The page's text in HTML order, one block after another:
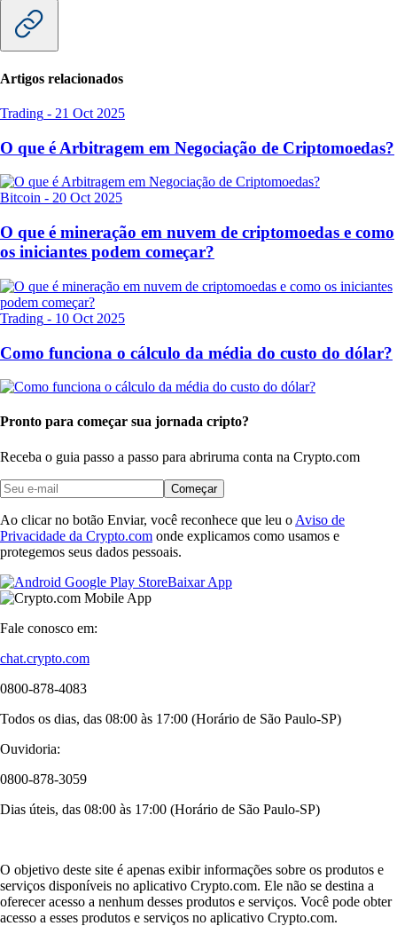
Artigos relacionados
Trading - 21 Oct 2025
O que é Arbitragem em Negociação de Criptomoedas?
Bitcoin - 20 Oct 2025
O que é mineração em nuvem de criptomoedas e como
os iniciantes podem começar?
Trading - 10 Oct 2025
Como funciona o cálculo da média do custo do dólar?
Pronto para começar sua jornada cripto?
Receba o guia passo a passo para abriruma conta na Crypto.com
Começar
Ao clicar no botão Enviar, você reconhece que leu o Aviso de
Privacidade da Crypto.com onde explicamos como usamos e
protegemos seus dados pessoais.
Baixar App
Fale conosco em:
chat.crypto.com
0800-878-4083
Todos os dias, das 08:00 às 17:00 (Horário de São Paulo-SP)
Ouvidoria:
0800-878-3059
Dias úteis, das 08:00 às 17:00 (Horário de São Paulo-SP)
O objetivo deste site é apenas exibir informações sobre os produtos e
serviços disponíveis no aplicativo Crypto.com. Ele não se destina a
oferecer acesso a nenhum desses produtos e serviços. Você pode obter
acesso a esses produtos e serviços no aplicativo Crypto.com.